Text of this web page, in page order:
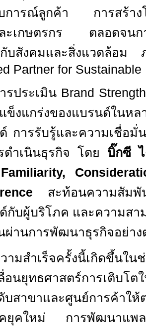
การณ์ลูกค้า การสร้างโ
ะเกษตรกร ตลอดจนกา
บสังคมและสิ่งแวดล้อม
Partner for Sustainable
รประเมิน Brand
ข็งแกร่งของแบรนด์ในห
การรับรู้และความเชื่อมั่
ดำเนินธุรกิจ โดย บิ๊กซี ไ
Familiarity,
สะท้อนความสัมพั
กับผู้บริโภค และความสา
ผ่านการพัฒนาธุรกิจอย่าง
ามสำเร็จครั้งนี้เกิดขึ้นใน
อนยุทธศาสตร์การเติบโ
บสาขาและศูนย์การค้าใ
ยุคใหม่ การพัฒนาแพล